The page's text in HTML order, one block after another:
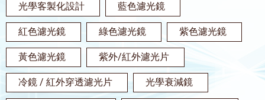
光學客製化設計 藍色濾光鏡
紅色濾光鏡 綠色濾光鏡 紫色濾光鏡
黃色濾光鏡 紫外/紅外濾光片
冷鏡 / 紅外穿透濾光片 光學衰減鏡